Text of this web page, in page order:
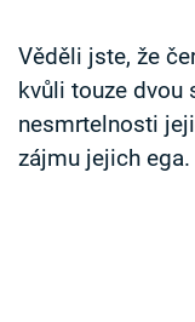
Sledujte nás
Věděli jste, že
kvůli touze dvou
nesmrtelnosti
zájmu jejich ega.